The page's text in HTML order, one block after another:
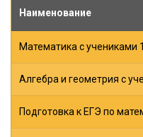
Наименование
Математика с учениками
Алгебра и геометрия с
Подготовка к ЕГЭ по